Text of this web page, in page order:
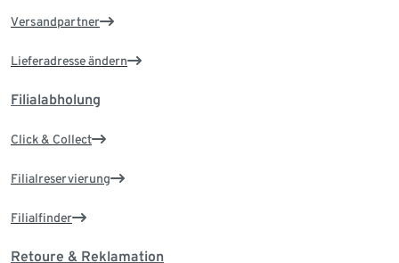
Versandpartner
Lieferadresse ändern
Filialabholung
Click & Collect
Filialreservierung
Filialfinder
Retoure & Reklamation